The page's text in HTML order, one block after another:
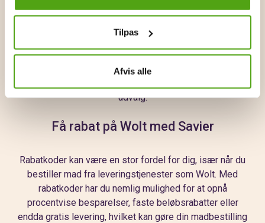
Tilpas
Afvis alle
Derudover er det også værd at holde øje med Wolts
store shoppingdage såsom Black Friday og Cyber
Monday, hvor de altid kører særlige kampagner med
store rabatter. Det er ideelt for dig, der både ønsker at
udvalg.
Få rabat på Wolt med Savier
Rabatkoder kan være en stor fordel for dig, især når du
bestiller mad fra leveringstjenester som Wolt. Med
rabatkoder har du nemlig mulighed for at opnå
procentvise besparelser, faste beløbsrabatter eller
endda gratis levering, hvilket kan gøre din madbestilling